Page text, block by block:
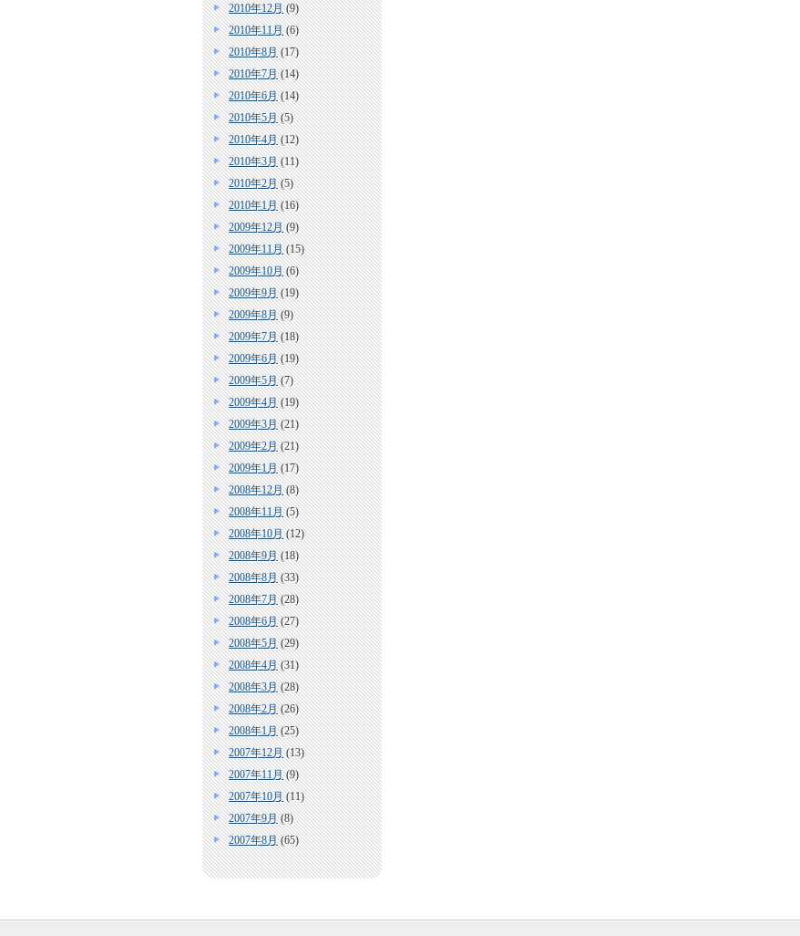
2010年12月(9)
2010年11月(6)
2010年8月(17)
2010年7月(14)
2010年6月(14)
2010年5月(5)
2010年4月(12)
2010年3月(11)
2010年2月(5)
2010年1月(16)
2009年12月(9)
2009年11月(15)
2009年10月(6)
2009年9月(19)
2009年8月(9)
2009年7月(18)
2009年6月(19)
2009年5月(7)
2009年4月(19)
2009年3月(21)
2009年2月(21)
2009年1月(17)
2008年12月(8)
2008年11月(5)
2008年10月(12)
2008年9月(18)
2008年8月(33)
2008年7月(28)
2008年6月(27)
2008年5月(29)
2008年4月(31)
2008年3月(28)
2008年2月(26)
2008年1月(25)
2007年12月(13)
2007年11月(9)
2007年10月(11)
2007年9月(8)
2007年8月(65)